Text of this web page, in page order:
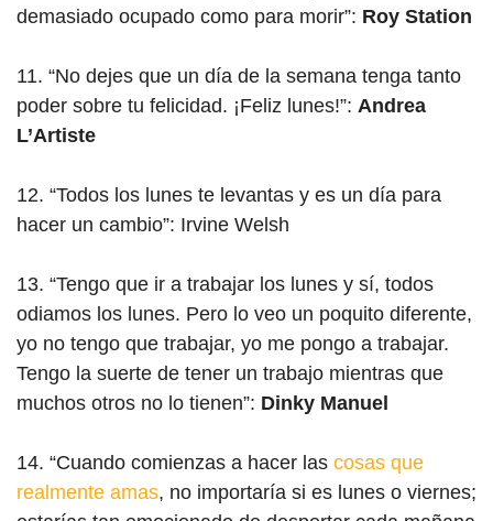
demasiado ocupado como para morir”: Roy Station
11. “No dejes que un día de la semana tenga tanto
poder sobre tu felicidad. ¡Feliz lunes!”: Andrea
L’Artiste
12. “Todos los lunes te levantas y es un día para
hacer un cambio”: Irvine Welsh
13. “Tengo que ir a trabajar los lunes y sí, todos
odiamos los lunes. Pero lo veo un poquito diferente,
yo no tengo que trabajar, yo me pongo a trabajar.
Tengo la suerte de tener un trabajo mientras que
muchos otros no lo tienen”: Dinky Manuel
14. “Cuando comienzas a hacer las cosas que
realmente amas, no importaría si es lunes o viernes;